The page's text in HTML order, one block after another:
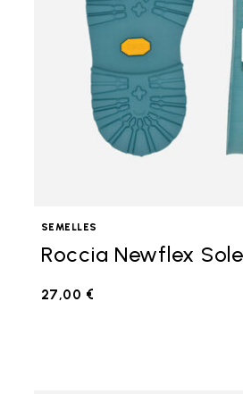
38
42
46
SEMELLES
Roccia Newflex Sole
27,00 €